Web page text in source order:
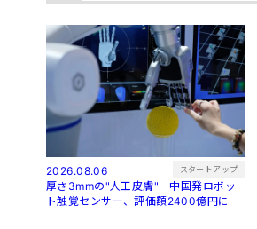
2026.08.06 スタートアップ
厚さ3mmの"人工皮膚" 中国発ロボッ
ト触覚センサー、評価額2400億円に